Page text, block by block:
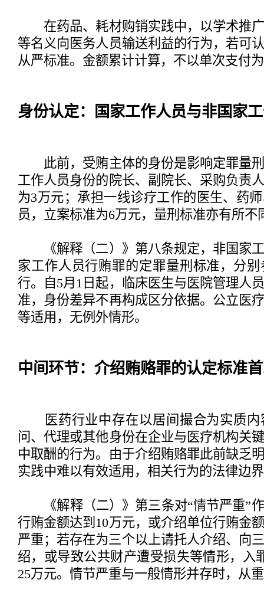
在药品、耗材购销实践中，以学术推广
等名义向医务人员输送利益的行为，若可
从严标准。金额累计计算，不以单次支付
身份认定：国家工作人员与非国家
此前，受贿主体的身份是影响定罪量刑
工作人员身份的院长、副院长、采购负责
为3万元；承担一线诊疗工作的医生、药
员，立案标准为6万元，量刑标准亦有所不
《解释（二）》第八条规定，非国家工
家工作人员行贿罪的定罪量刑标准，分
行。自5月1日起，临床医生与医院管理人
准，身份差异不再构成区分依据。公立医
等适用，无例外情形。
中间环节：介绍贿赂罪的认定标准
医药行业中存在以居间撮合为实质内
问、代理或其他身份在企业与医疗机构关
中取酬的行为。由于介绍贿赂罪此前缺乏
实践中难以有效适用，相关行为的法律边
《解释（二）》第三条对“情节严重”
行贿金额达到10万元，或介绍单位行贿金
严重；若存在为三个以上请托人介绍、向
绍，或导致公共财产遭受损失等情形，入
25万元。情节严重与一般情形并存时，从